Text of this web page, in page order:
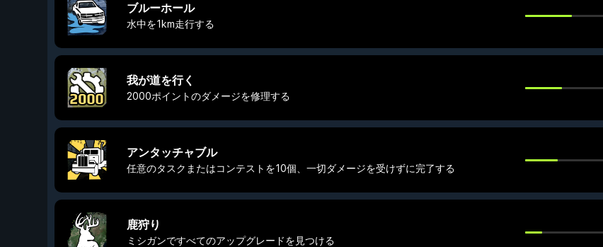
ブルーホール
水中を1km走行する
我が道を行く
2000ポイントのダメージを修理する
アンタッチャブル
任意のタスクまたはコンテストを10個、一切ダメージを受けずに完了する
鹿狩り
ミシガンですべてのアップグレードを見つける